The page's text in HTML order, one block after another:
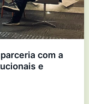
com a
e